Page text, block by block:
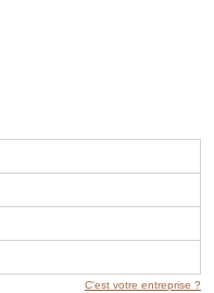
C'est votre entreprise ?